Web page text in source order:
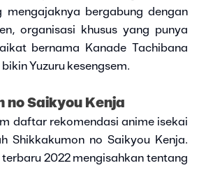
mengajaknya bergabung dengan
organisasi khusus yang punya
bernama Kanade Tachibana
Yuzuru kesengsem.
no Saikyou Kenja
daftar rekomendasi anime isekai
Shikkakumon no Saikyou Kenja.
2022 mengisahkan tentang